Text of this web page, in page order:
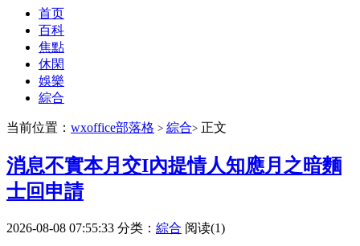
首页
百科
焦點
休閑
娛樂
綜合
当前位置： wxoffice部落格 > 綜合> 正文
消息不實本月交I內提情人知應月之暗麵
士回申請
2026-08-08 07:55:33 分类： 綜合 阅读(1)